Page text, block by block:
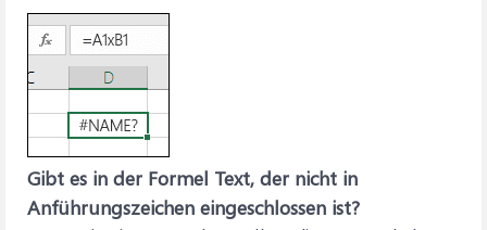
Gibt es in der Formel Text, der nicht in
Anführungszeichen eingeschlossen ist?